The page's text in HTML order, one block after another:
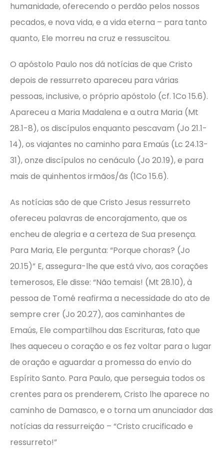
humanidade, oferecendo o perdão pelos nossos
pecados, e nova vida, e a vida eterna – para tanto
quanto, Ele morreu na cruz e ressuscitou.
O apóstolo Paulo nos dá notícias de que Cristo
depois de ressurreto apareceu para várias
pessoas, inclusive, o próprio apóstolo (cf. 1Co 15.6).
Apareceu a Maria Madalena e a outra Maria (Mt
28.1-8), os discípulos enquanto pescavam (Jo 21.1-
14), os viajantes no caminho para Emaús (Lc 24.13-
31), onze discípulos no cenáculo (Jo 20.19), e para
mais de quinhentos irmãos/ãs (1Co 15.6).
As notícias são de que Cristo Jesus ressurreto
ofereceu palavras de encorajamento, que os
encheu de alegria e a certeza de Sua presença.
Para Maria, Ele pergunta: “Porque choras? (Jo
20.15)” E, assegura-lhe que está vivo, aos corações
temerosos, Ele disse: “Não temais! (Mt 28.10), à
pessoa de Tomé reafirma a necessidade do ato de
sempre crer (Jo 20.27), aos caminhantes de
Emaús, Ele compartilhou das Escrituras, fato que
lhes aqueceu o coração e os fez voltar para o lugar
de oração e aguardar a promessa do envio do
Espírito Santo. Para Paulo, que perseguia todos os
crentes para os prenderem, Cristo lhe aparece no
caminho de Damasco, e o torna um anunciador das
notícias da ressurreição – “Cristo crucificado e
ressurreto!”